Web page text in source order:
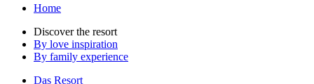
Home
Discover the resort
By love inspiration
By family experience
Das Resort